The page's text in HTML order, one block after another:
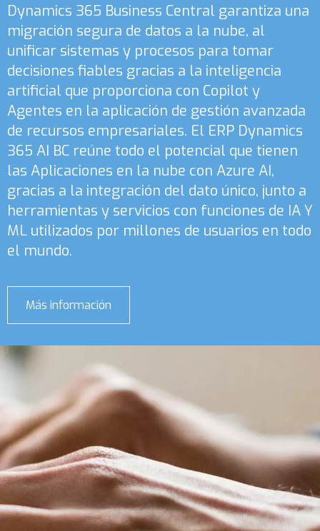
Dynamics 365 Business Central garantiza una
migración segura de datos a la nube, al
unificar sistemas y procesos para tomar
decisiones fiables gracias a la inteligencia
artificial que proporciona con Copilot y
Agentes en la aplicación de gestión avanzada
de recursos empresariales. El ERP Dynamics
365 AI BC reúne todo el potencial que tienen
las Aplicaciones en la nube con Azure AI,
gracias a la integración del dato único, junto a
herramientas y servicios con funciones de IA Y
ML utilizados por millones de usuarios en todo
el mundo.
Más información
365